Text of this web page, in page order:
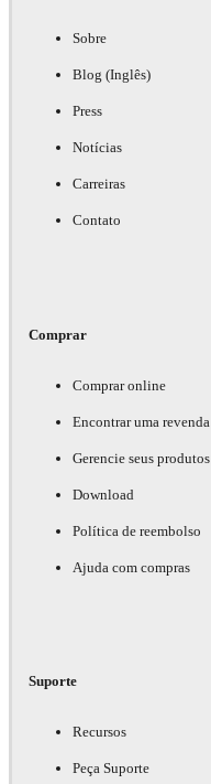
Sobre
Blog (Inglês)
Press
Notícias
Carreiras
Contato
Comprar
Comprar online
Encontrar uma revenda
Gerencie seus produtos
Download
Política de reembolso
Ajuda com compras
Suporte
Recursos
Peça Suporte